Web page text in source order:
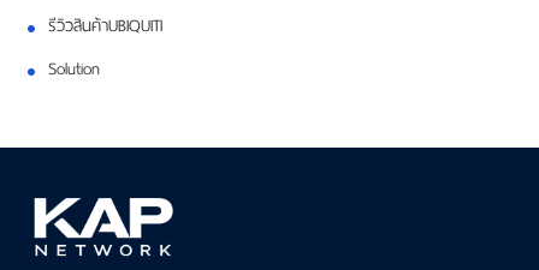
รีวิวสินค้าUBIQUITI
Solution